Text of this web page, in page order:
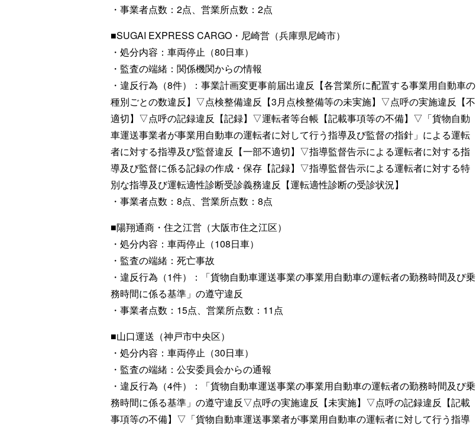
・事業者点数：2点、営業所点数：2点
■SUGAI EXPRESS CARGO・尼崎営（兵庫県尼崎市）
・処分内容：車両停止（80日車）
・監査の端緒：関係機関からの情報
・違反行為（8件）：事業計画変更事前届出違反【各営業所に配置する事業用自動車の
種別ごとの数違反】▽点検整備違反【3月点検整備等の未実施】▽点呼の実施違反【不
適切】▽点呼の記録違反【記録】▽運転者等台帳【記載事項等の不備】▽「貨物自動
車運送事業者が事業用自動車の運転者に対して行う指導及び監督の指針」による運転
者に対する指導及び監督違反【一部不適切】▽指導監督告示による運転者に対する指
導及び監督に係る記録の作成・保存【記録】▽指導監督告示による運転者に対する特
別な指導及び運転適性診断受診義務違反【運転適性診断の受診状況】
・事業者点数：8点、営業所点数：8点
■陽翔通商・住之江営（大阪市住之江区）
・処分内容：車両停止（108日車）
・監査の端緒：死亡事故
・違反行為（1件）：「貨物自動車運送事業の事業用自動車の運転者の勤務時間及び乗
務時間に係る基準」の遵守違反
・事業者点数：15点、営業所点数：11点
■山口運送（神戸市中央区）
・処分内容：車両停止（30日車）
・監査の端緒：公安委員会からの通報
・違反行為（4件）：「貨物自動車運送事業の事業用自動車の運転者の勤務時間及び乗
務時間に係る基準」の遵守違反▽点呼の実施違反【未実施】▽点呼の記録違反【記載
事項等の不備】▽「貨物自動車運送事業者が事業用自動車の運転者に対して行う指導